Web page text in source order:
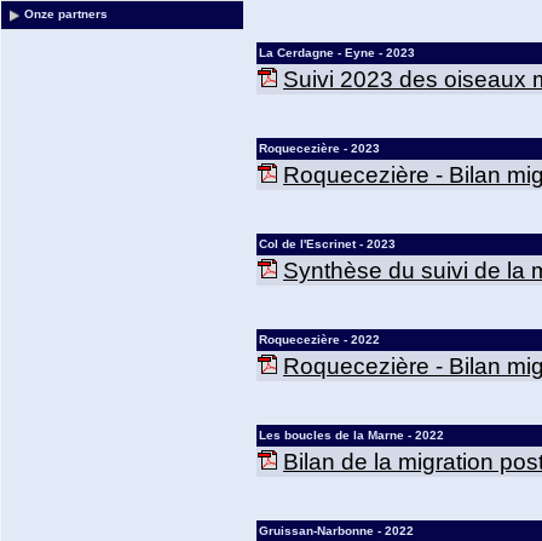
Onze partners
La Cerdagne - Eyne - 2023
Suivi 2023 des oiseaux
Roquecezière - 2023
Roquecezière - Bilan
Col de l'Escrinet - 2023
Synthèse du suivi de la
Roquecezière - 2022
Roquecezière - Bilan
Les boucles de la Marne - 2022
Bilan de la migration
Gruissan-Narbonne - 2022